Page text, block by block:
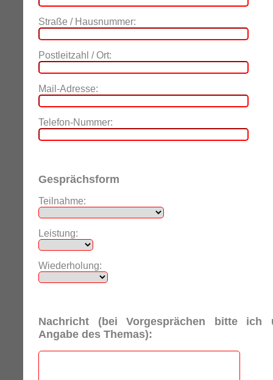
Straße / Hausnummer:
Postleitzahl / Ort:
Mail-Adresse:
Telefon-Nummer:
Gesprächsform
Teilnahme:
Leistung:
Wiederholung:
Nachricht (bei Vorgesprächen bitte ich
Angabe des Themas):